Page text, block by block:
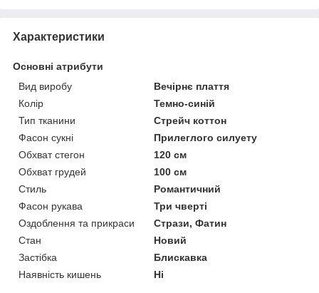
Характеристики
Основні атрибути
Вид виробу
Вечірнє плаття
Колір
Темно-синій
Тип тканини
Стрейч коттон
Фасон сукні
Прилеглого силуету
Обхват стегон
120 см
Обхват грудей
100 см
Стиль
Романтичний
Фасон рукава
Три чверті
Оздоблення та прикраси
Стрази, Фатин
Стан
Новий
Застібка
Блискавка
Наявність кишень
Ні